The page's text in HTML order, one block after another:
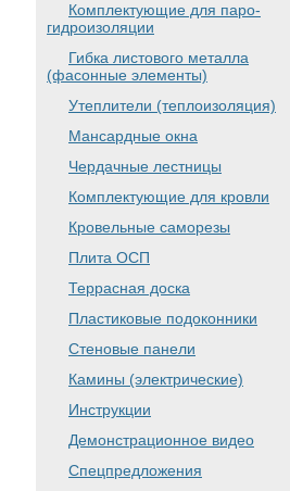
Комплектующие для паро-
гидроизоляции
Гибка листового металла
(фасонные элементы)
Утеплители (теплоизоляция)
Мансардные окна
Чердачные лестницы
Комплектующие для кровли
Кровельные саморезы
Плита ОСП
Террасная доска
Пластиковые подоконники
Стеновые панели
Камины (электрические)
Инструкции
Демонстрационное видео
Спецпредложения